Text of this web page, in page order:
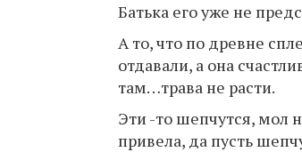
Батька его уже не
А то, что по древне
отдавали, а она
там…трава не расти.
Эти -то шепчутся, мол
привела, да пусть